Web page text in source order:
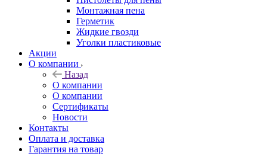
Монтажная пена
Герметик
Жидкие гвозди
Уголки пластиковые
Акции
О компании
Назад
О компании
О компании
Сертификаты
Новости
Контакты
Оплата и доставка
Гарантия на товар